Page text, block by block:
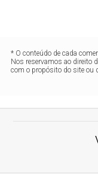
* O conteúdo de cada
Nos reservamos ao direito
com o propósito do site ou